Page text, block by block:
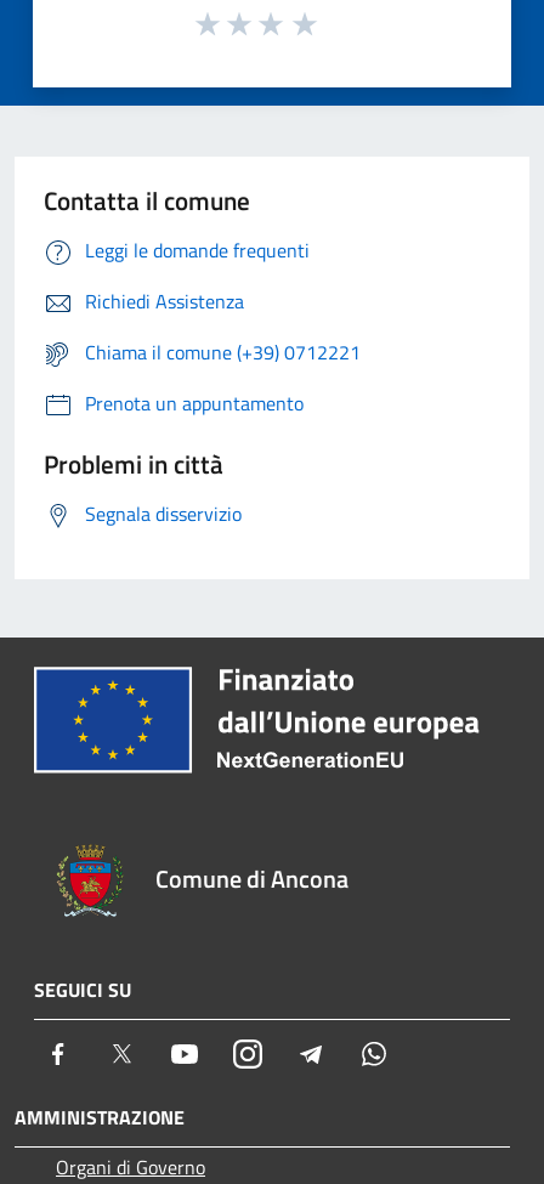
Contatta il comune
Leggi le domande frequenti
Richiedi Assistenza
Chiama il comune (+39) 0712221
Prenota un appuntamento
Problemi in città
Segnala disservizio
Comune di Ancona
SEGUICI SU
Facebook Twitter YoutubeInstagram Telegram
AMMINISTRAZIONE
Organi di Governo